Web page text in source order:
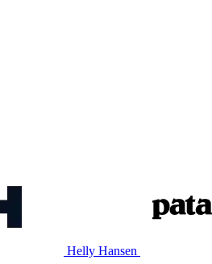
Helly Hansen